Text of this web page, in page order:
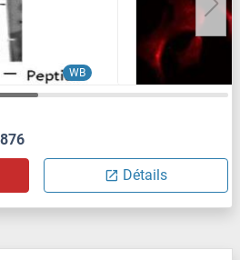
WB
Détails